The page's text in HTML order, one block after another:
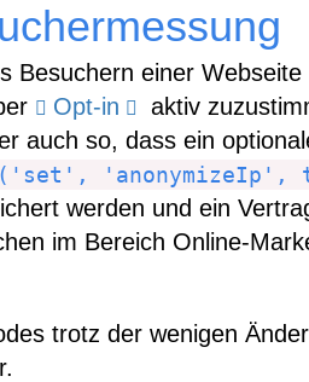
Besuchern einer
Opt-in
aktiv
auch so, dass ein
'anonymizeIp',
werden und ein
im Bereich Online-
trotz der wenigen